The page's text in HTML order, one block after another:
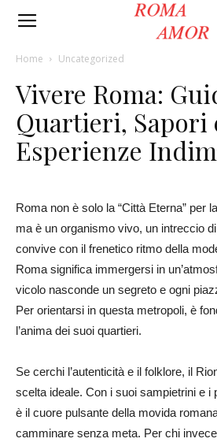
Roma
Amor
Home Uncategorized
Vivere Roma:
Quartieri, Sapori
Esperienze
Roma non è solo la “Città Eterna” per
ma è un organismo vivo, un intreccio
convive con il frenetico ritmo della
Roma significa immergersi in
vicolo nasconde un segreto e ogni
Per orientarsi in questa metropoli, è
l’anima dei suoi quartieri.
Se cerchi l’autenticità e il folklore, il
scelta ideale. Con i suoi sampietrini e i
è il cuore pulsante della movida
camminare senza meta. Per chi